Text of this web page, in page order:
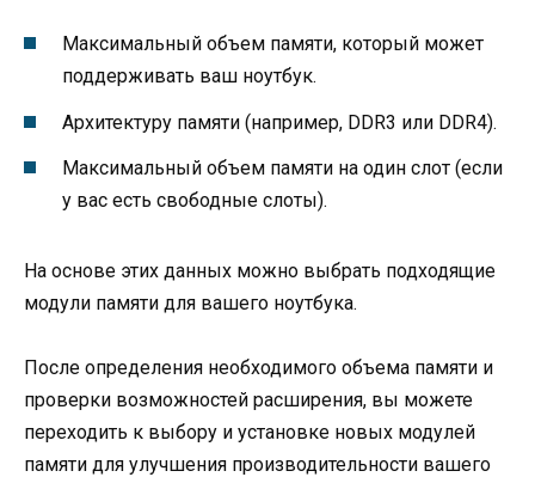
Максимальный объем памяти, который может
поддерживать ваш ноутбук.
Архитектуру памяти (например, DDR3 или DDR4).
Максимальный объем памяти на один слот (если
у вас есть свободные слоты).
На основе этих данных можно выбрать подходящие
модули памяти для вашего ноутбука.
После определения необходимого объема памяти и
проверки возможностей расширения, вы можете
переходить к выбору и установке новых модулей
памяти для улучшения производительности вашего